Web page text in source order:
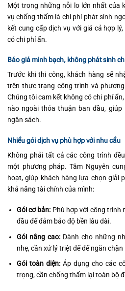
Một trong những nỗi lo lớn nhất của
vụ chống thấm là chi phí phát sinh
kết cung cấp dịch vụ với giá cả hợp
có chi phí ẩn.
Báo giá minh bạch, không phát sinh
Trước khi thi công, khách hàng sẽ
trên thực trạng công trình và
Chúng tôi cam kết không có chi phí
nào ngoài thỏa thuận ban đầu,
ngân sách.
Nhiều gói dịch vụ phù hợp với nhu cầu
Không phải tất cả các công trình
một phương pháp. Tâm Nguyên
hoạt, giúp khách hàng lựa chọn giải
khả năng tài chính của mình:
Gói cơ bản: Phù hợp với công trình
đầu để đảm bảo độ bền lâu dài.
Gói nâng cao:Dành cho những
nhẹ, cần xử lý triệt để để ngăn
Gói toàn diện:Áp dụng cho các
trọng, cần chống thấm lại toàn bộ